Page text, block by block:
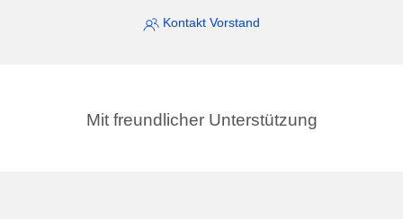
Kontakt Vorstand
Mit freundlicher Unterstützung